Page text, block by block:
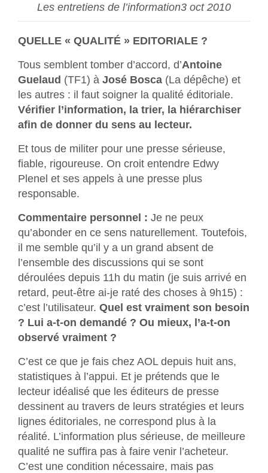
Les entretiens de l’information3 oct 2010
QUELLE « QUALITÉ » EDITORIALE ?
Tous semblent tomber d’accord, d’Antoine
Guelaud (TF1) à José Bosca (La dépêche) et
les autres : il faut soigner la qualité éditoriale.
Vérifier l’information, la trier, la hiérarchiser
afin de donner du sens au lecteur.
Et tous de militer pour une presse sérieuse,
fiable, rigoureuse. On croit entendre Edwy
Plenel et ses appels à une presse plus
responsable.
Commentaire personnel : Je ne peux
qu’abonder en ce sens naturellement. Toutefois,
il me semble qu’il y a un grand absent de
l’ensemble des discussions qui se sont
déroulées depuis 11h du matin (je suis arrivé en
retard, peut-être ai-je raté des choses à 9h15) :
c’est l’utilisateur. Quel est vraiment son besoin
? Lui a-t-on demandé ? Ou mieux, l’a-t-on
observé vraiment ?
C’est ce que je fais chez AOL depuis huit ans,
statistiques à l’appui. Et je prétends que le
lecteur idéalisé que les éditeurs de presse
dessinent au travers de leurs stratégies et leurs
lignes éditoriales, ne correspond plus à la
réalité. L’information plus sérieuse, de meilleure
qualité ne suffira pas à faire venir l’acheteur.
C’est une condition nécessaire, mais pas